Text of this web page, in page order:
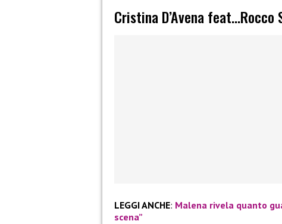
Cristina D’Avena feat…Rocco
LEGGI ANCHE: Malena rivela quanto
scena”